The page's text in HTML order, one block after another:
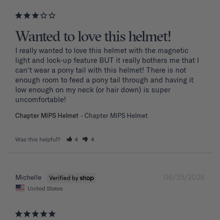
Wanted to love this helmet!
I really wanted to love this helmet with the magnetic
light and lock-up feature BUT it really bothers me that I
can't wear a pony tail with this helmet! There is not
enough room to feed a pony tail through and having it
low enough on my neck (or hair down) is super
uncomfortable!
Chapter MIPS Helmet Chapter MIPS Helmet
Was this helpful? 4 4
06/25/2026
Michelle
United States